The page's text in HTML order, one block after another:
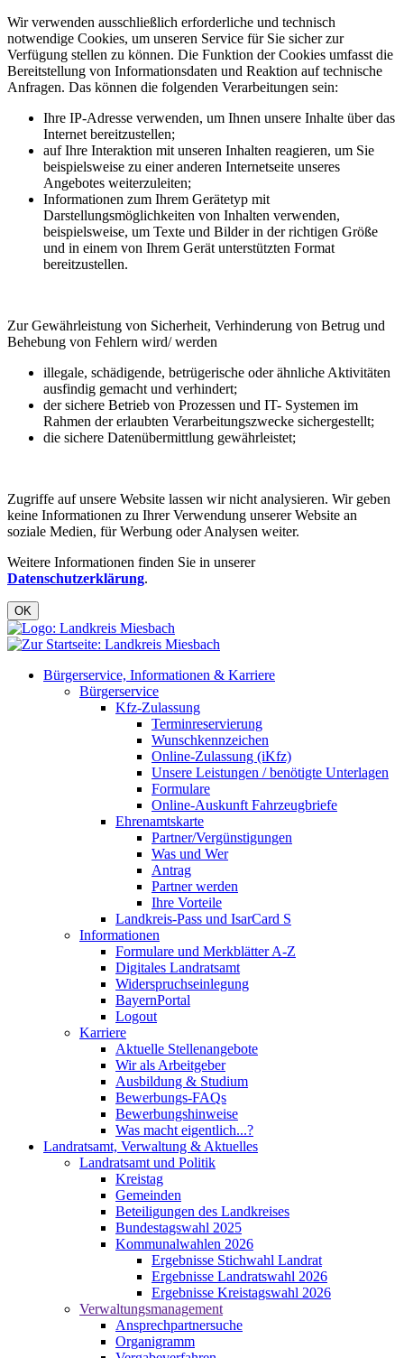
Wir verwenden ausschließlich erforderliche und technisch
notwendige Cookies, um unseren Service für Sie sicher zur
Verfügung stellen zu können. Die Funktion der Cookies umfasst die
Bereitstellung von Informationsdaten und Reaktion auf technische
Anfragen. Das können die folgenden Verarbeitungen sein:
Ihre IP-Adresse verwenden, um Ihnen unsere Inhalte über das
Internet bereitzustellen;
auf Ihre Interaktion mit unseren Inhalten reagieren, um Sie
beispielsweise zu einer anderen Internetseite unseres
Angebotes weiterzuleiten;
Informationen zum Ihrem Gerätetyp mit
Darstellungsmöglichkeiten von Inhalten verwenden,
beispielsweise, um Texte und Bilder in der richtigen Größe
und in einem von Ihrem Gerät unterstützten Format
bereitzustellen.
Zur Gewährleistung von Sicherheit, Verhinderung von Betrug und
Behebung von Fehlern wird/ werden
illegale, schädigende, betrügerische oder ähnliche Aktivitäten
ausfindig gemacht und verhindert;
der sichere Betrieb von Prozessen und IT- Systemen im
Rahmen der erlaubten Verarbeitungszwecke sichergestellt;
die sichere Datenübermittlung gewährleistet;
Zugriffe auf unsere Website lassen wir nicht analysieren. Wir geben
keine Informationen zu Ihrer Verwendung unserer Website an
soziale Medien, für Werbung oder Analysen weiter.
Weitere Informationen finden Sie in unserer
Datenschutzerklärung.
OK
Bürgerservice, Informationen & Karriere
Bürgerservice
Kfz-Zulassung
Terminreservierung
Wunschkennzeichen
Online-Zulassung (iKfz)
Unsere Leistungen / benötigte Unterlagen
Formulare
Online-Auskunft Fahrzeugbriefe
Ehrenamtskarte
Partner/Vergünstigungen
Was und Wer
Antrag
Partner werden
Ihre Vorteile
Landkreis-Pass und IsarCard S
Informationen
Formulare und Merkblätter A-Z
Digitales Landratsamt
Widerspruchseinlegung
BayernPortal
Logout
Karriere
Aktuelle Stellenangebote
Wir als Arbeitgeber
Ausbildung & Studium
Bewerbungs-FAQs
Bewerbungshinweise
Was macht eigentlich...?
Landratsamt, Verwaltung & Aktuelles
Landratsamt und Politik
Kreistag
Gemeinden
Beteiligungen des Landkreises
Bundestagswahl 2025
Kommunalwahlen 2026
Ergebnisse Stichwahl Landrat
Ergebnisse Landratswahl 2026
Ergebnisse Kreistagswahl 2026
Verwaltungsmanagement
Ansprechpartnersuche
Organigramm